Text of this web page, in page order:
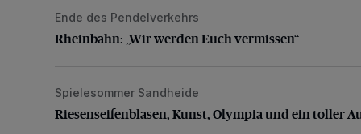
Rheinbahn: „Wir werden Euch vermissen“
Ende des Pendelverkehrs
Rheinbahn: „Wir werden Euch vermissen“
Riesenseifenblasen, Kunst, Olympia und ein toller
Spielesommer Sandheide
Riesenseifenblasen, Kunst, Olympia und ein toller